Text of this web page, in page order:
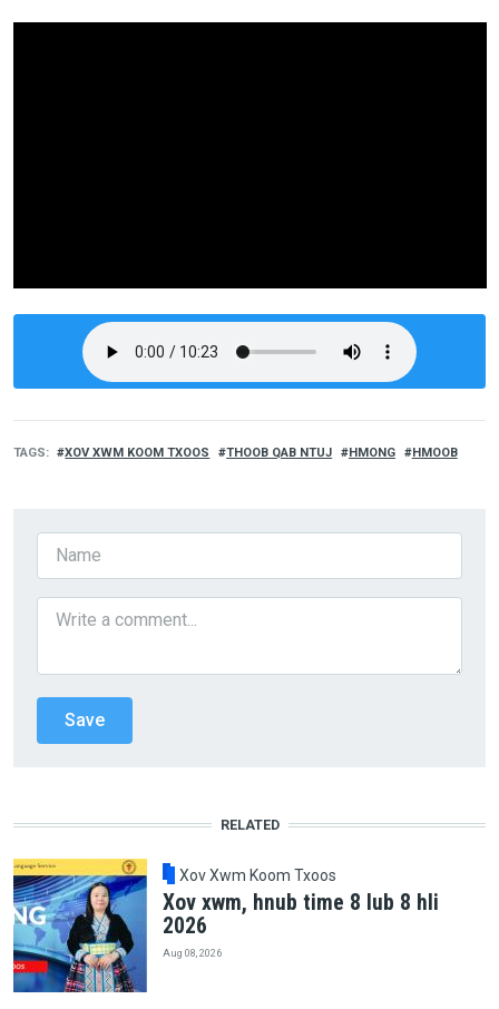
TAGS XOV XWM KOOM TXOOS THOOB QAB NTUJ HMONG HMOOB
RELATED
Xov Xwm Koom Txoos
Xov xwm, hnub time 8 lub 8 hli
2026
Aug 08, 2026